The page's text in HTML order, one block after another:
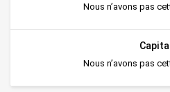
Nous n’avons pas
Capital
Nous n’avons pas